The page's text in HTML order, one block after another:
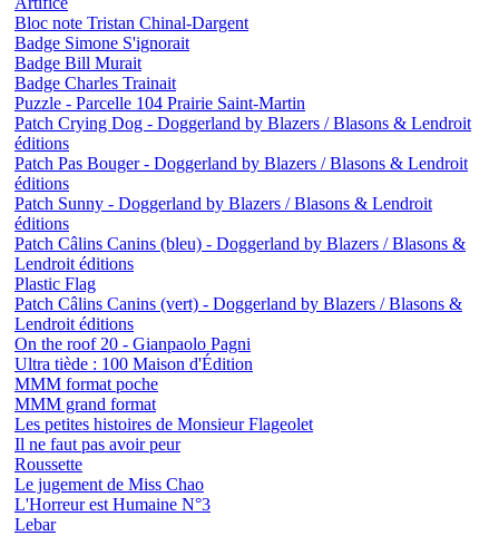
Bloc note Tristan Chinal-Dargent
Badge Simone S'ignorait
Badge Bill Murait
Badge Charles Trainait
Puzzle - Parcelle 104 Prairie Saint-Martin
Patch Crying Dog - Doggerland by Blazers / Blasons & Lendroit
éditions
Patch Pas Bouger - Doggerland by Blazers / Blasons & Lendroit
éditions
Patch Sunny - Doggerland by Blazers / Blasons & Lendroit
éditions
Patch Câlins Canins (bleu) - Doggerland by Blazers / Blasons &
Lendroit éditions
Plastic Flag
Patch Câlins Canins (vert) - Doggerland by Blazers / Blasons &
Lendroit éditions
On the roof 20 - Gianpaolo Pagni
Ultra tiède : 100 Maison d'Édition
MMM format poche
MMM grand format
Les petites histoires de Monsieur Flageolet
Il ne faut pas avoir peur
Roussette
Le jugement de Miss Chao
L'Horreur est Humaine N°3
Lebar